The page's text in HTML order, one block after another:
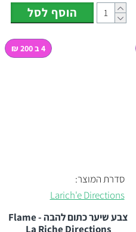
הוסף לסל
4 ב 200 ₪
סדרת המוצר:
Larich'e Directions
צבע שיער כתום להבה Flame -
La Riche Directions